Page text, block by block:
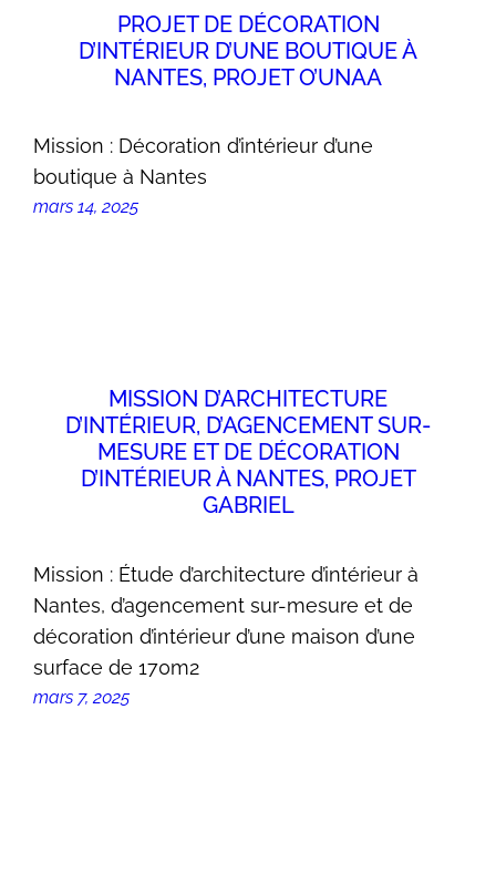
PROJET DE DÉCORATION
D’INTÉRIEUR D’UNE BOUTIQUE À
NANTES, PROJET O’UNAA
Mission : Décoration d’intérieur d’une
boutique à Nantes
mars 14, 2025
MISSION D’ARCHITECTURE
D’INTÉRIEUR, D’AGENCEMENT SUR-
MESURE ET DE DÉCORATION
D’INTÉRIEUR À NANTES, PROJET
GABRIEL
Mission : Étude d’architecture d’intérieur à
Nantes, d’agencement sur-mesure et de
décoration d’intérieur d’une maison d’une
surface de 170m2
mars 7, 2025